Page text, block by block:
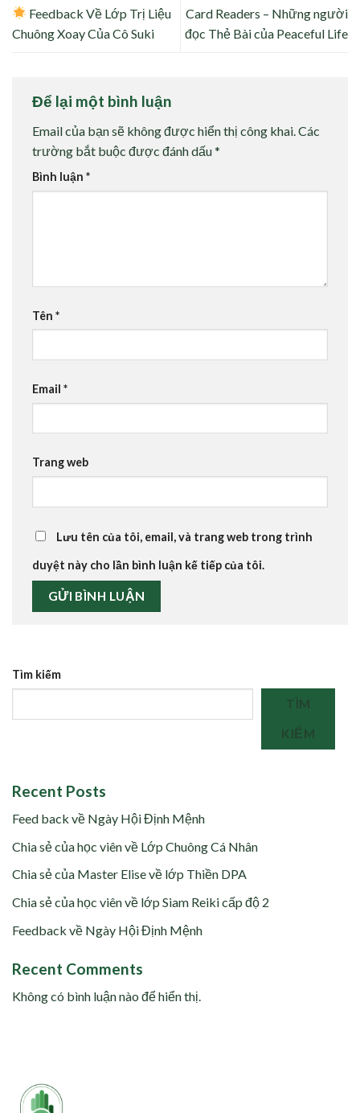
Feedback Về Lớp Trị Liệu
Chuông Xoay Của Cô Suki
Card Readers – Những người
đọc Thẻ Bài của Peaceful Life
Để lại một bình luận
Email của bạn sẽ không được hiển thị công khai.Các
trường bắt buộc được đánh dấu*
Bình luận *
Tên *
Email *
Trang web
Lưu tên của tôi, email, và trang web trong trình
duyệt này cho lần bình luận kế tiếp của tôi.
Tìm kiếm
TÌM
KIẾM
Recent Posts
Feed back về Ngày Hội Định Mệnh
Chia sẻ của học viên về Lớp Chuông Cá Nhân
Chia sẻ của Master Elise về lớp Thiền DPA
Chia sẻ của học viên về lớp Siam Reiki cấp độ 2
Feedback về Ngày Hội Định Mệnh
Recent Comments
Không có bình luận nào để hiển thị.